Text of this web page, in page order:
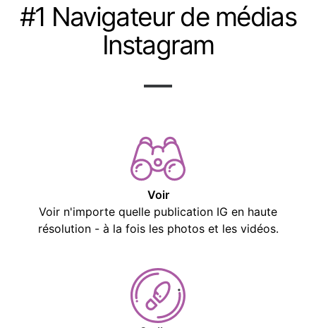
#1 Navigateur de médias
Instagram
Voir
Voir n'importe quelle publication IG en haute
résolution - à la fois les photos et les vidéos.